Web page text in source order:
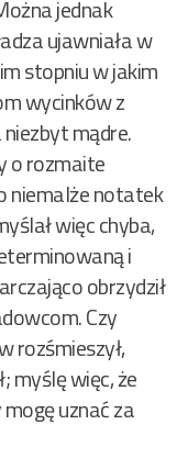
jednak
ujawniała w
stopniu w jakim
wycinków z
niezbyt mądre.
o rozmaite
niemalże notatek
więc chyba,
i
obrzydził
Czy
rozśmieszył,
myślę więc, że
uznać za